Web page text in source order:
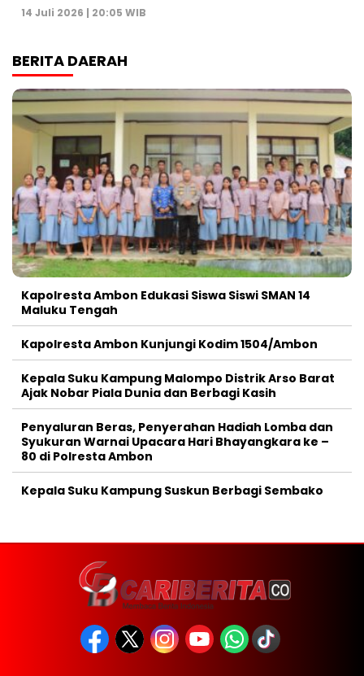
14 Juli 2026 | 20:05 WIB
BERITA DAERAH
Kapolresta Ambon Edukasi Siswa Siswi SMAN 14
Maluku Tengah
Kapolresta Ambon Kunjungi Kodim 1504/Ambon
Kepala Suku Kampung Malompo Distrik Arso Barat
Ajak Nobar Piala Dunia dan Berbagi Kasih
Penyaluran Beras, Penyerahan Hadiah Lomba dan
Syukuran Warnai Upacara Hari Bhayangkara ke –
80 di Polresta Ambon
Kepala Suku Kampung Suskun Berbagi Sembako